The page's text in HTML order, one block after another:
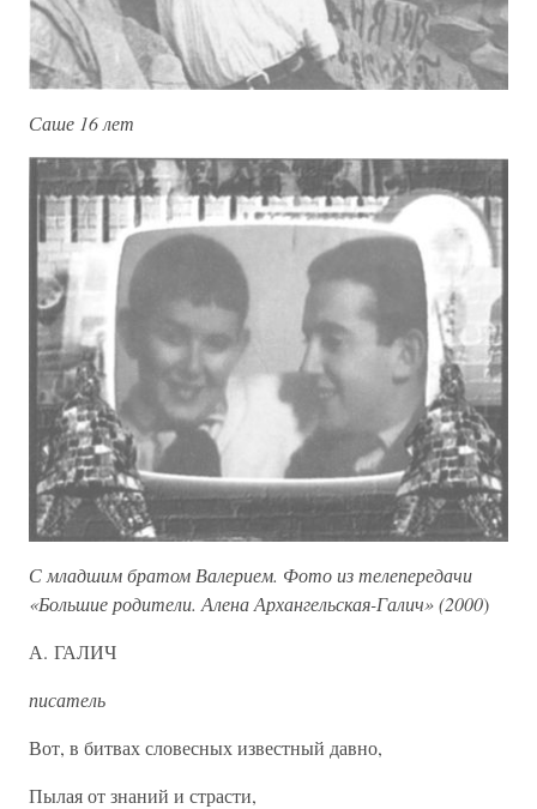
Саше 16 лет
С младшим братом Валерием. Фото из телепередачи
«Большие родители. Алена Архангельская-Галич» (2000)
А. ГАЛИЧ
писатель
Вот, в битвах словесных известный давно,
Пылая от знаний и страсти,